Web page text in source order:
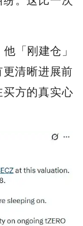
「刚建仓」
清晰进展前
方的真实心